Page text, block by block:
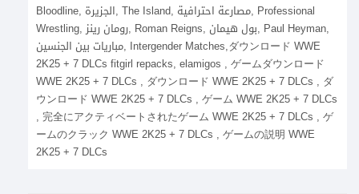
Bloodline, الجزيرة, The Island, مصارعة احترافية, Professional
Wrestling, رومان رينز, Roman Reigns, بول هيمان, Paul Heyman,
مباريات بين الجنسين, Intergender Matches,ダウンロード WWE
2K25 + 7 DLCs fitgirl repacks, elamigos , ゲームダウンロード
WWE 2K25 + 7 DLCs , ダウンロード WWE 2K25 + 7 DLCs , ダ
ウンロード WWE 2K25 + 7 DLCs , ゲーム WWE 2K25 + 7 DLCs
, 完全にアクティベートされたゲーム WWE 2K25 + 7 DLCs , ゲ
ームのクラック WWE 2K25 + 7 DLCs , ゲームの説明 WWE
2K25 + 7 DLCs